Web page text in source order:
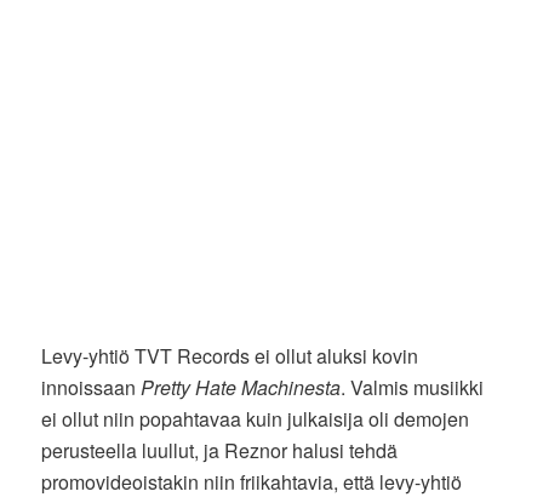
Levy-yhtiö TVT Records ei ollut aluksi kovin
innoissaan Pretty Hate Machinesta. Valmis musiikki
ei ollut niin popahtavaa kuin julkaisija oli demojen
perusteella luullut, ja Reznor halusi tehdä
promovideoistakin niin friikahtavia, että levy-yhtiö